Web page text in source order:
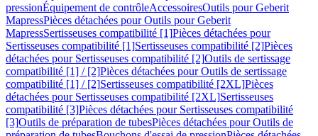
pressionÉquipement de contrôleAccessoiresOutils pour Geberit
MapressPièces détachées pour Outils pour Geberit
MapressSertisseuses compatibilité [1]Pièces détachées pour
Sertisseuses compatibilité [1]Sertisseuses compatibilité [2]Pièces
détachées pour Sertisseuses compatibilité [2]Outils de sertissage
compatibilité [1] / [2]Pièces détachées pour Outils de sertissage
compatibilité [1] / [2]Sertisseuses compatibilité [2XL]Pièces
détachées pour Sertisseuses compatibilité [2XL]Sertisseuses
compatibilité [3]Pièces détachées pour Sertisseuses compatibilité
[3]Outils de préparation de tubesPièces détachées pour Outils de